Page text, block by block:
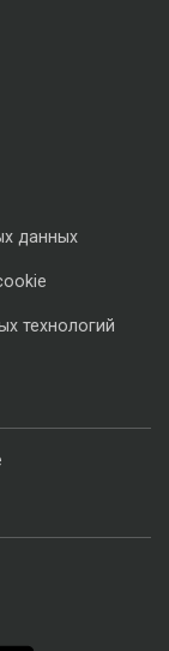
данных
технологий